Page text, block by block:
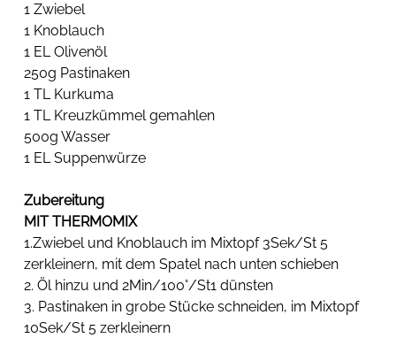
1 Zwiebel
1 Knoblauch
1 EL Olivenöl
250g Pastinaken
1 TL Kurkuma
1 TL Kreuzkümmel gemahlen
500g Wasser
1 EL Suppenwürze
Zubereitung
MIT THERMOMIX
1.Zwiebel und Knoblauch im Mixtopf 3Sek/St 5
zerkleinern, mit dem Spatel nach unten schieben
2. Öl hinzu und 2Min/100°/St1 dünsten
3. Pastinaken in grobe Stücke schneiden, im Mixtopf
10Sek/St 5 zerkleinern